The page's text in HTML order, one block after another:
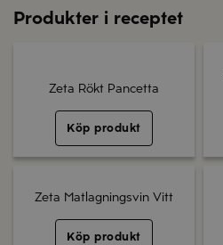
Produkter i receptet
Zeta Rökt Pancetta
Köp produkt
Zeta Matlagningsvin Vitt
Köp produkt